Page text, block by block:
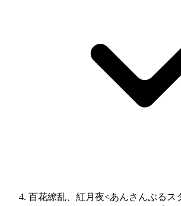
百花繚乱、紅月夜<あんさんぶるス